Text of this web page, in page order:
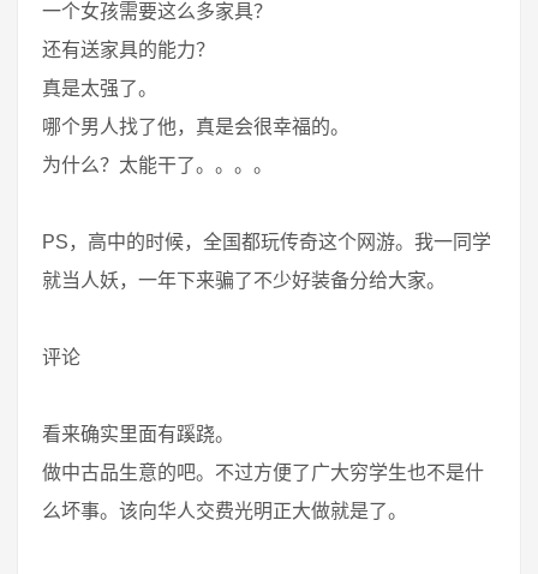
一个女孩需要这么多家具？
还有送家具的能力？
真是太强了。
哪个男人找了他，真是会很幸福的。
为什么？太能干了。。。。
PS，高中的时候，全国都玩传奇这个网游。我一同学
就当人妖，一年下来骗了不少好装备分给大家。
评论
看来确实里面有蹊跷。
做中古品生意的吧。不过方便了广大穷学生也不是什
么坏事。该向华人交费光明正大做就是了。